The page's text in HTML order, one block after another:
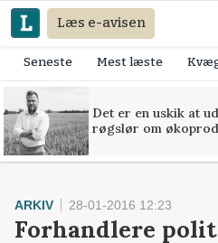
Læs e-avisen
Seneste Mest læste
Det er en uskik at
røgslør om
ARKIV 28-01-2016 12:23
Forhandlere